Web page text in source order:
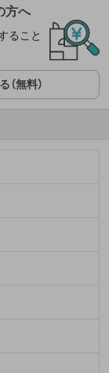
方へ
ること
無料）